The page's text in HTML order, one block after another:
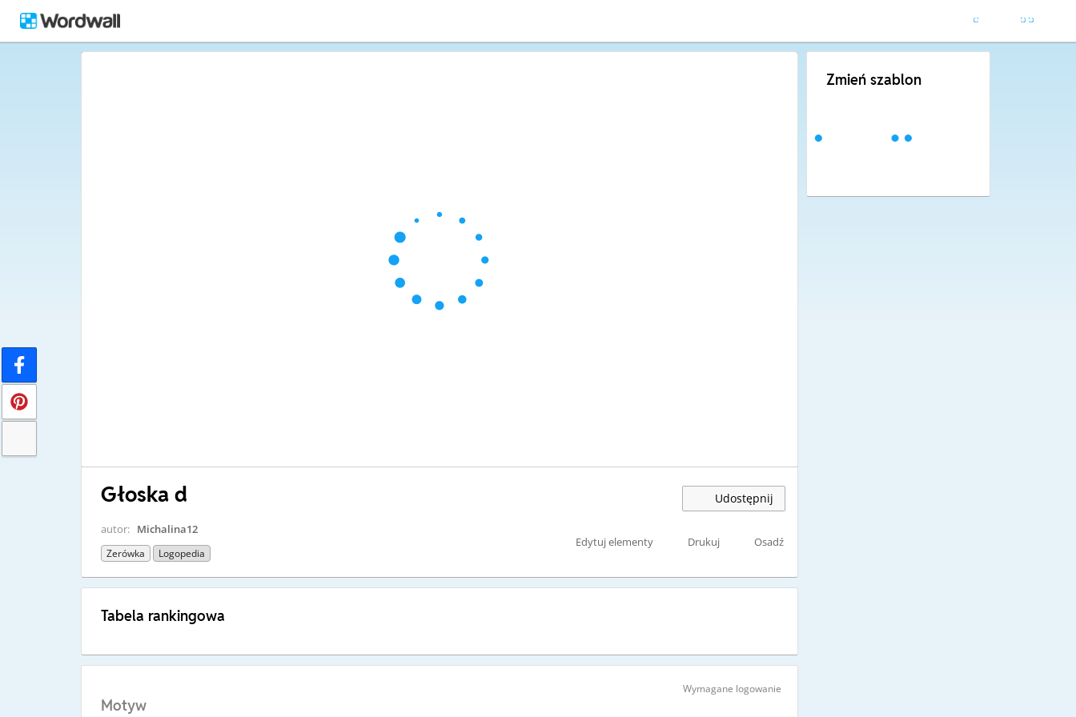
Głoska d Udostępnij
autor: Michalina12
Zerówka Logopedia
Edytuj elementy Drukuj Osadź
Tabela rankingowa
Wymagane logowanie
Motyw
Zmień szablon